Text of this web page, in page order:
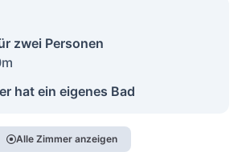
zwei Personen
hat ein eigenes Bad
Alle Zimmer anzeigen